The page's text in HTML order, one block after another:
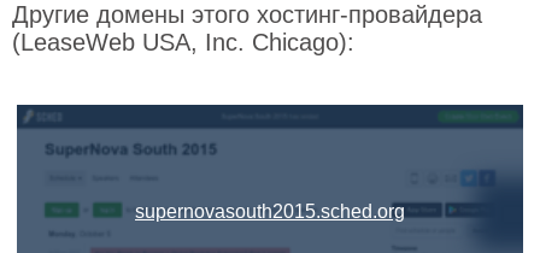
Другие домены этого хостинг-провайдера
(LeaseWeb USA, Inc. Chicago):
supernovasouth2015.sched.org